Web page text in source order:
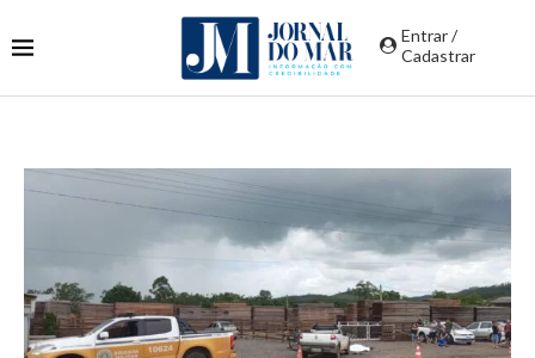
Entrar /
Cadastrar